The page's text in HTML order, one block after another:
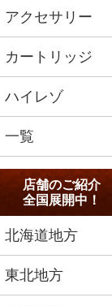
アクセサリー
カートリッジ
ハイレゾ
一覧
店舗のご紹介
全国展開中！
北海道地方
東北地方